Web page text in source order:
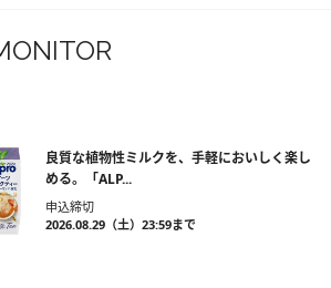
良質な植物性ミルクを、手軽においしく楽し
める。「ALP...
申込締切
2026.08.29（土）23:59まで